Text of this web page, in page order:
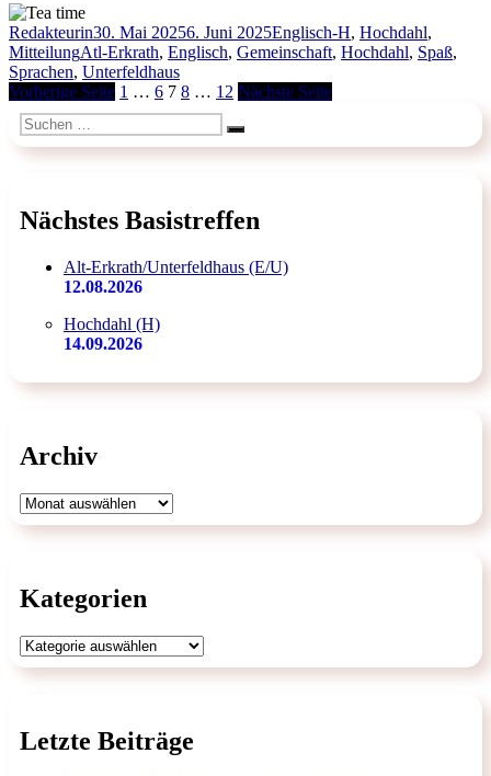
Autor
RedakteurinVeröffentlicht
am
30. Mai 20256. Juni 2025Kategorien
Englisch-H, Hochdahl,
MitteilungSchlagwörter
Atl-Erkrath, Englisch, Gemeinschaft, Hochdahl, Spaß,
Sprachen, Unterfeldhaus
Seitennummerierung
der
Beiträge
Vorherige Seite Seite
1 … Seite
6 Seite
7 Seite
8 … Seite
12 Nächste Seite
Suchen
nach:
Suchen
Nächstes Basistreffen
Alt-Erkrath/Unterfeldhaus (E/U)
12.08.2026
Hochdahl (H)
14.09.2026
Archiv
Archiv
Kategorien
Kategorien
Letzte Beiträge